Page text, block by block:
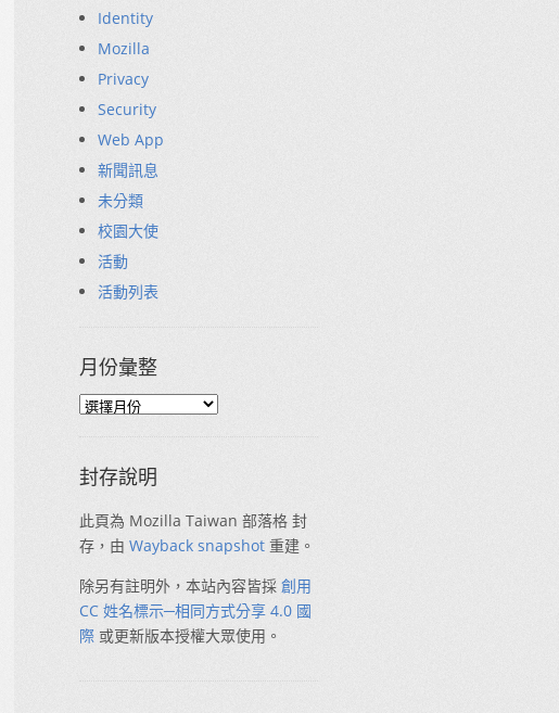
Identity
Mozilla
Privacy
Security
Web App
新聞訊息
未分類
校園大使
活動
活動列表
月份彙整
封存說明
此頁為 Mozilla Taiwan 部落格 封
存，由 Wayback snapshot 重建。
除另有註明外，本站內容皆採 創用
CC 姓名標示─相同方式分享 4.0 國
際 或更新版本授權大眾使用。